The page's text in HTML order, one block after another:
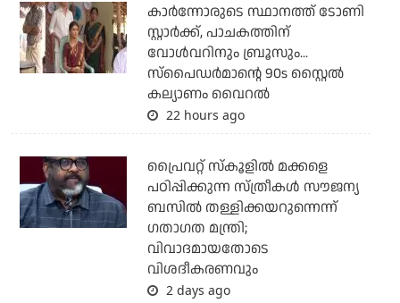
കാര്‍ന്നോരുടെ സ്ഥാനത്ത് ടോണി
സ്റ്റാര്‍ക്ക്, പാചകത്തിന്
വോള്‍വറിനും ബ്രൂസും...
സ്‌പൈഡര്‍മാന്റെ 90s സ്റ്റൈല്‍
കല്യാണം വൈറല്‍
22 hours ago
പ്രൈവറ്റ് സ്‌കൂളില്‍ മക്കളെ
പഠിപ്പിക്കുന്ന സ്ത്രീകള്‍ സൗജന്യ
ബസില്‍ തള്ളിക്കയറുന്നെന്ന്
ഗതാഗത മന്ത്രി;
വിവാദമായതോടെ
വിശദീകരണവും
2 days ago